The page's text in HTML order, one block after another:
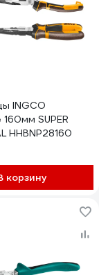
INGCO
160мм SUPER
HHBNP28160
корзину